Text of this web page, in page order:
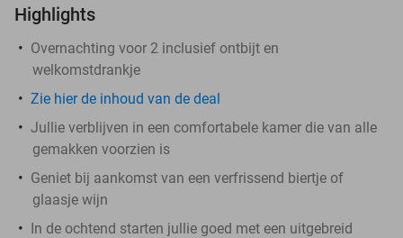
Highlights
Overnachting voor 2 inclusief ontbijt en
welkomstdrankje
Zie hier de inhoud van de deal
Jullie verblijven in een comfortabele kamer die van alle
gemakken voorzien is
Geniet bij aankomst van een verfrissend biertje of
glaasje wijn
In de ochtend starten jullie goed met een uitgebreid